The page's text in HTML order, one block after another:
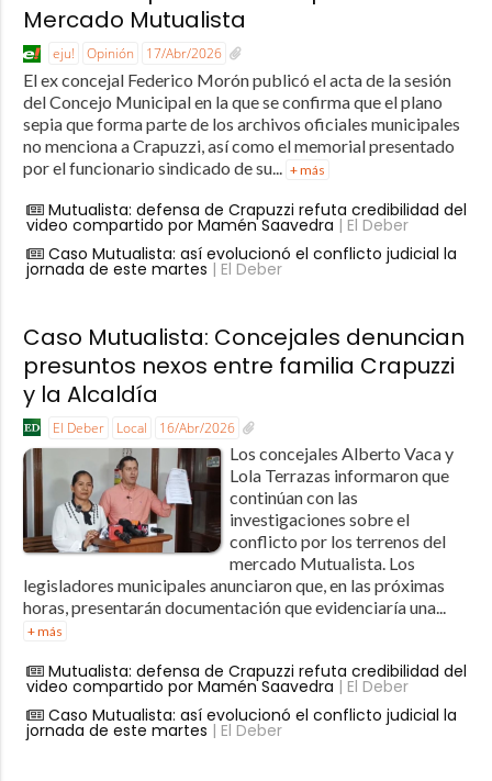
Mercado Mutualista
eju! Opinión 17/Abr/2026
El ex concejal Federico Morón publicó el acta de la sesión
del Concejo Municipal en la que se confirma que el plano
sepia que forma parte de los archivos oficiales municipales
no menciona a Crapuzzi, así como el memorial presentado
por el funcionario sindicado de su...
+ más
Mutualista: defensa de Crapuzzi refuta credibilidad del
video compartido por Mamén Saavedra | El Deber
Caso Mutualista: así evolucionó el conflicto judicial la
jornada de este martes | El Deber
Caso Mutualista: Concejales denuncian
presuntos nexos entre familia Crapuzzi
y la Alcaldía
El Deber Local 16/Abr/2026
Los concejales Alberto Vaca y
Lola Terrazas informaron que
continúan con las
investigaciones sobre el
conflicto por los terrenos del
mercado Mutualista. Los
legisladores municipales anunciaron que, en las próximas
horas, presentarán documentación que evidenciaría una...
+ más
Mutualista: defensa de Crapuzzi refuta credibilidad del
video compartido por Mamén Saavedra | El Deber
Caso Mutualista: así evolucionó el conflicto judicial la
jornada de este martes | El Deber